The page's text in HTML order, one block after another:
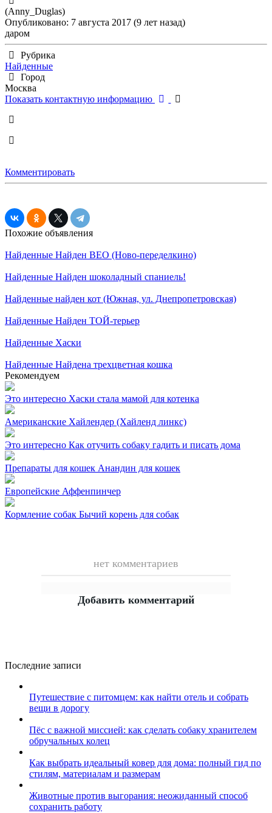
(Anny_Duglas)
Опубликовано: 7 августа 2017 (9 лет назад)
даром
Рубрика
Найденные
Город
Москва
Показать контактную информацию
Комментировать
Похожие объявления
Найденные Найден ВЕО (Ново-переделкино)
Найденные Найден шоколадный спаниель!
Найденные найден кот (Южная, ул. Днепропетровская)
Найденные Найден ТОЙ-терьер
Найденные Хаски
Найденные Найдена трехцветная кошка
Рекомендуем
Это интересно Хаски стала мамой для котенка
Американские Хайлендер (Хайленд линкс)
Это интересно Как отучить собаку гадить и писать дома
Препараты для кошек Анандин для кошек
Европейские Аффенпинчер
Кормление собак Бычий корень для собак
нет комментариев
Добавить комментарий
Последние записи
Путешествие с питомцем: как найти отель и собрать
вещи в дорогу
Пёс с важной миссией: как сделать собаку хранителем
обручальных колец
Как выбрать идеальный ковер для дома: полный гид по
стилям, материалам и размерам
Животные против выгорания: неожиданный способ
сохранить работу